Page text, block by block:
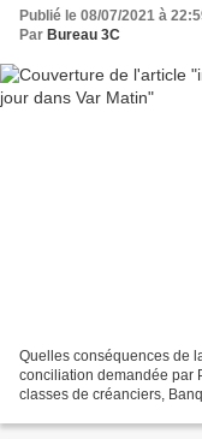
Publié le 08/07/2021 à
Par Bureau 3C
Quelles conséquences de
conciliation demandée par
classes de créanciers,